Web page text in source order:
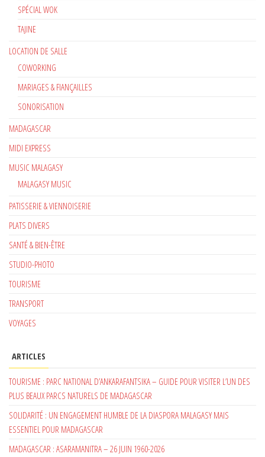
SPÉCIAL WOK
TAJINE
LOCATION DE SALLE
COWORKING
MARIAGES & FIANÇAILLES
SONORISATION
MADAGASCAR
MIDI EXPRESS
MUSIC MALAGASY
MALAGASY MUSIC
PATISSERIE & VIENNOISERIE
PLATS DIVERS
SANTÉ & BIEN-ÊTRE
STUDIO-PHOTO
TOURISME
TRANSPORT
VOYAGES
ARTICLES
TOURISME : PARC NATIONAL D’ANKARAFANTSIKA – GUIDE POUR VISITER L’UN DES
PLUS BEAUX PARCS NATURELS DE MADAGASCAR
SOLIDARITÉ : UN ENGAGEMENT HUMBLE DE LA DIASPORA MALAGASY MAIS
ESSENTIEL POUR MADAGASCAR
MADAGASCAR : ASARAMANITRA – 26 JUIN 1960-2026